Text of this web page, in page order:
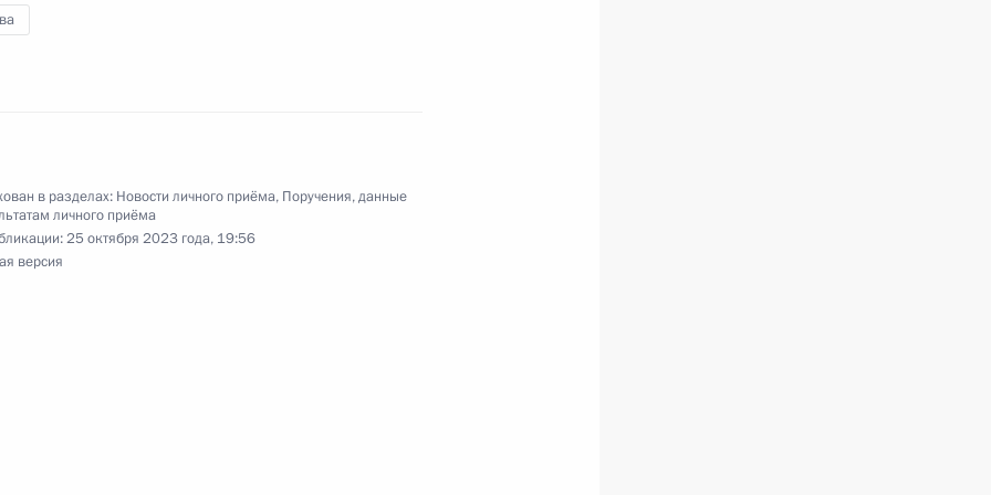
Президента Российской Федерации
в разделах: Новости личного приёма, Поручения, данные
личного приёма
25 октября 2023 года, 19:56
версия